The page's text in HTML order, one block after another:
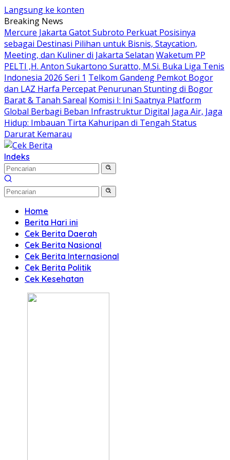
Langsung ke konten
Breaking News
Mercure Jakarta Gatot Subroto Perkuat Posisinya
sebagai Destinasi Pilihan untuk Bisnis, Staycation,
Meeting, dan Kuliner di Jakarta Selatan Waketum PP
PELTI ,H. Anton Sukartono Suratto, M.Si. Buka Liga Tenis
Indonesia 2026 Seri 1 Telkom Gandeng Pemkot Bogor
dan LAZ Harfa Percepat Penurunan Stunting di Bogor
Barat & Tanah Sareal Komisi I: Ini Saatnya Platform
Global Berbagi Beban Infrastruktur Digital Jaga Air, Jaga
Hidup: Imbauan Tirta Kahuripan di Tengah Status
Darurat Kemarau
Indeks
Home
Berita Hari ini
Cek Berita Daerah
Cek Berita Nasional
Cek Berita Internasional
Cek Berita Politik
Cek Kesehatan